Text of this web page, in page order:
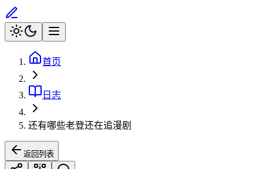
首页
日志
还有哪些老登还在追漫剧
返回列表